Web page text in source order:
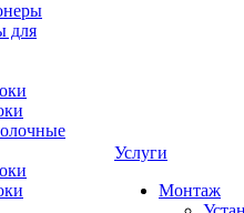
для
Услуги
Монтаж